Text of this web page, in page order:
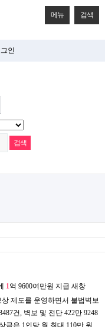
메뉴 검색
인
1 억 9600여만원 지급 새창
제도를 운영하면서 불법벽보
건, 벽보 및 전단 422만 9248
금은 1인당 월 최대 110만 원